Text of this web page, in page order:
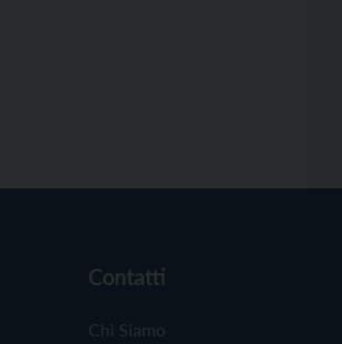
Contatti
Chi Siamo